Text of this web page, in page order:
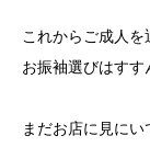
これからご成人を
お振袖選びはすす
まだお店に見にい